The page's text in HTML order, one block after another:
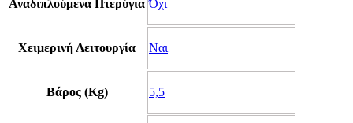
Αναδιπλούμενα Πτερύγια Όχι
Χειμερινή Λειτουργία Ναι
Βάρος (Kg) 5,5